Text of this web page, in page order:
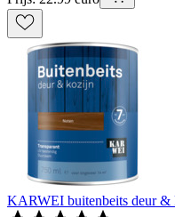
KARWEI buitenbeits deur &